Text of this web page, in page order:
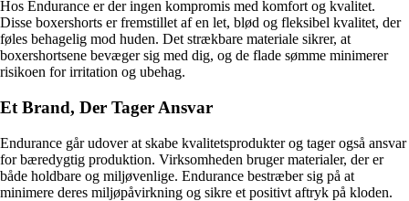
Hos Endurance er der ingen kompromis med komfort og kvalitet.
Disse boxershorts er fremstillet af en let, blød og fleksibel kvalitet, der
føles behagelig mod huden. Det strækbare materiale sikrer, at
boxershortsene bevæger sig med dig, og de flade sømme minimerer
risikoen for irritation og ubehag.
Et Brand, Der Tager Ansvar
Endurance går udover at skabe kvalitetsprodukter og tager også ansvar
for bæredygtig produktion. Virksomheden bruger materialer, der er
både holdbare og miljøvenlige. Endurance bestræber sig på at
minimere deres miljøpåvirkning og sikre et positivt aftryk på kloden.